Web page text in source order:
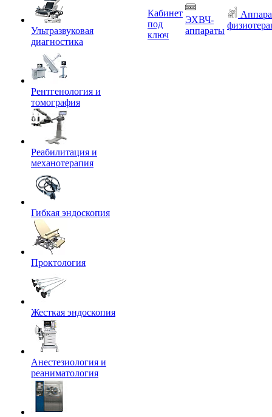
Ультразвуковая
диагностика
Рентгенология и
томография
Реабилитация и
механотерапия
Гибкая эндоскопия
Проктология
Жесткая эндоскопия
Анестезиология и
реаниматология
Кабинет
под
ключ
ЭХВЧ-
аппараты